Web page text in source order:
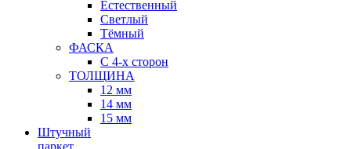
Естественный
Светлый
Тёмный
ФАСКА
С 4-х сторон
ТОЛЩИНА
12 мм
14 мм
15 мм
Штучный
паркет